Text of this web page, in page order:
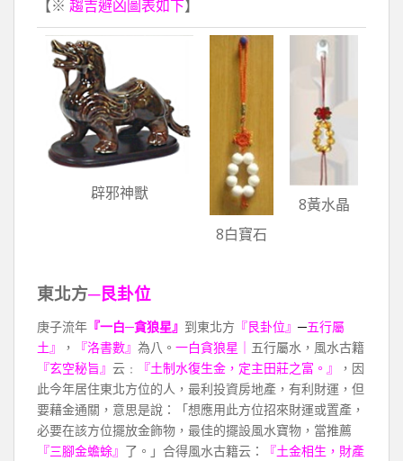
【※ 趨吉避凶圖表如下】
辟邪神獸
8白寶石
8黃水晶
東北方─艮卦位
庚子流年 『一白─貪狼星』 到東北方 『艮卦位』 ─五行屬
土』
， 『洛書數』 為八。 一白貪狼星｜ 五行屬水，風水古籍
『玄空秘旨』 云﹕ 『土制水復生金，定主田莊之富。』
，因
此今年居住東北方位的人，最利投資房地產，有利財運，但
要藉金通關，意思是說：「想應用此方位招來財運或置產，
必要在該方位擺放金飾物，最佳的擺設風水寶物，當推薦
『三腳金蟾蜍』 了。」合得風水古籍云：
『土金相生，財產